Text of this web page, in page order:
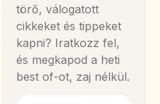
törő, válogatott
cikkeket és tippeket
kapni? Iratkozz fel,
és megkapod a heti
best of-ot, zaj nélkül.